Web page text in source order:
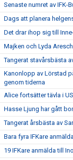
Senaste numret av IFK-
Dags att planera
Det drar ihop sig till
Majken och Lyda
Tangerat stavårsbästa
Kanonlopp av Lörstad
genom tiderna
Alice fortsätter tävla i
Hasse Ljung har gått
Tangerat årsbästa av
Bara fyra IFKare
19 IFKare anmälda till